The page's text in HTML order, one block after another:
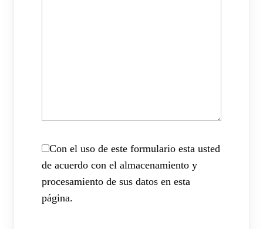
Con el uso de este formulario esta usted
de acuerdo con el almacenamiento y
procesamiento de sus datos en esta
página.